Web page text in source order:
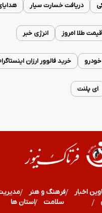
دریافت خسارت سیار
قیمت طلا امروز انرژی خبر
خرید فالوور ارزان
ای پلنت
اخبار فرهنگ و هنر
ورزشی سلامت استان ها